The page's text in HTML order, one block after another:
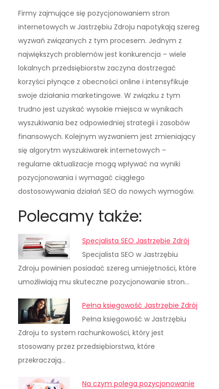
Firmy zajmujące się pozycjonowaniem stron
internetowych w Jastrzębiu Zdroju napotykają szereg
wyzwań związanych z tym procesem. Jednym z
największych problemów jest konkurencja – wiele
lokalnych przedsiębiorstw zaczyna dostrzegać
korzyści płynące z obecności online i intensyfikuje
swoje działania marketingowe. W związku z tym
trudno jest uzyskać wysokie miejsca w wynikach
wyszukiwania bez odpowiedniej strategii i zasobów
finansowych. Kolejnym wyzwaniem jest zmieniający
się algorytm wyszukiwarek internetowych –
regularne aktualizacje mogą wpływać na wyniki
pozycjonowania i wymagać ciągłego
dostosowywania działań SEO do nowych wymogów.
Polecamy także:
Specjalista SEO Jastrzębie Zdrój
Specjalista SEO w Jastrzębiu
Zdroju powinien posiadać szereg umiejętności, które
umożliwiają mu skuteczne pozycjonowanie stron…
Pełna księgowość Jastrzębie Zdrój
Pełna księgowość w Jastrzębiu
Zdroju to system rachunkowości, który jest
stosowany przez przedsiębiorstwa, które
przekraczają…
Na czym polega pozycjonowanie